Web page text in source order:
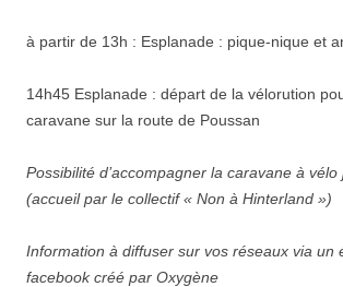
à partir de 13h : Esplanade : pique-nique et
14h45 Esplanade : départ de la vélorution
caravane sur la route de Poussan
Possibilité d’accompagner la caravane à vélo
(accueil par le collectif « Non à Hinterland »)
Information à diffuser sur vos réseaux via un
facebook créé par Oxygène